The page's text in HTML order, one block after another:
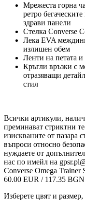
Мрежеста горна
ретро
здрави панели
Стелка Converse
Лека EVA
излишен обем
Ленти на петата и
Кръгли връзки с
отразяващи
стил
Всички артикули,
преминават стриктни
изискваните от пазара
въпроси относно
нуждаете от
нас по имейл на
Converse Omega Trainer
60.00 EUR / 117.35 BGN
Изберете цвят и